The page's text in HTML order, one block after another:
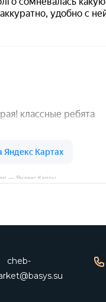
— Яндекс Карты
cheb-